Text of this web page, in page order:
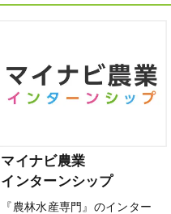
マイナビ農業
インターンシップ
『農林水産専門』のインター